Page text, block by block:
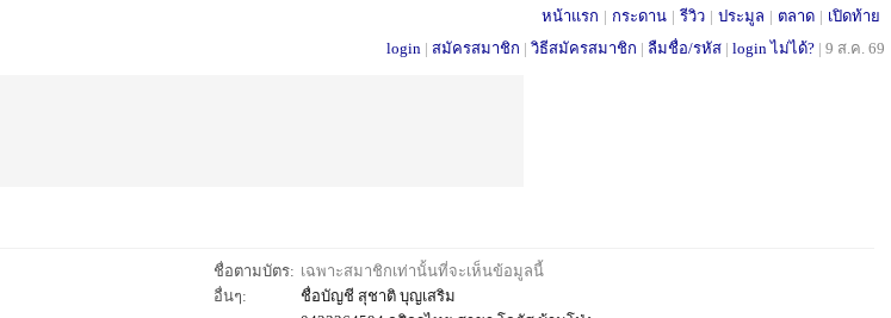
หน้าแรก | กระดาน | รีวิว | ประมูล | ตลาด | เปิดท้าย
login | สมัครสมาชิก | วิธีสมัครสมาชิก | ลืมชื่อ/รหัส | login ไม่ได้? | 9 ส.ค. 69
ชื่อตามบัตร: เฉพาะสมาชิกเท่านั้นที่จะเห็นข้อมูลนี้
อื่นๆ:
ชื่อบัญชี สุชาติ บุญเสริม